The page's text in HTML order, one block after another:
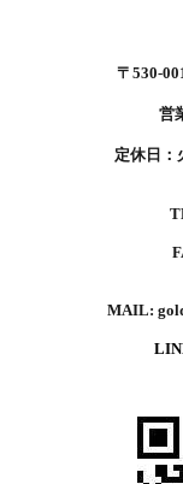
〒530-
営
定休日：
MAIL: